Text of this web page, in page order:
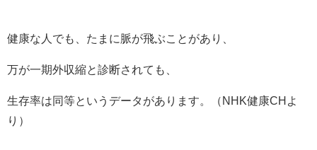
健康な人でも、たまに脈が飛ぶことがあり、
万が一期外収縮と診断されても、
生存率は同等というデータがあります。（NHK健康CHよ
り）